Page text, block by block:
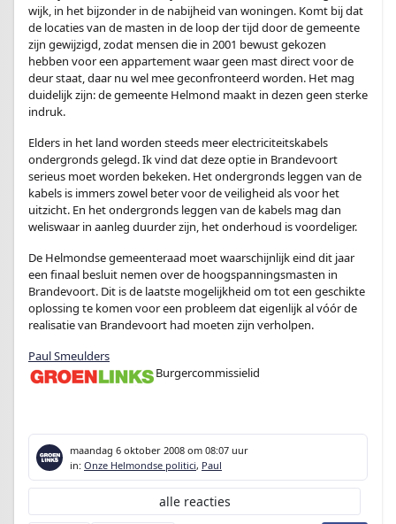
wijk, in het bijzonder in de nabijheid van woningen. Komt bij dat
de locaties van de masten in de loop der tijd door de gemeente
zijn gewijzigd, zodat mensen die in 2001 bewust gekozen
hebben voor een appartement waar geen mast direct voor de
deur staat, daar nu wel mee geconfronteerd worden. Het mag
duidelijk zijn: de gemeente Helmond maakt in dezen geen sterke
indruk.
Elders in het land worden steeds meer electriciteitskabels
ondergronds gelegd. Ik vind dat deze optie in Brandevoort
serieus moet worden bekeken. Het ondergronds leggen van de
kabels is immers zowel beter voor de veiligheid als voor het
uitzicht. En het ondergronds leggen van de kabels mag dan
weliswaar in aanleg duurder zijn, het onderhoud is voordeliger.
De Helmondse gemeenteraad moet waarschijnlijk eind dit jaar
een finaal besluit nemen over de hoogspanningsmasten in
Brandevoort. Dit is de laatste mogelijkheid om tot een geschikte
oplossing te komen voor een probleem dat eigenlijk al vóór de
realisatie van Brandevoort had moeten zijn verholpen.
Paul Smeulders
Burgercommissielid
maandag 6 oktober 2008 om 08:07 uur
in: Onze Helmondse politici, Paul
alle reacties